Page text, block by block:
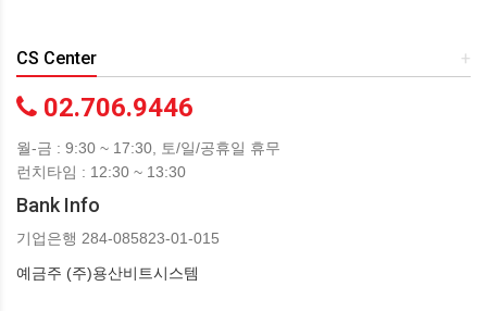
+
CS Center
02.706.9446
월-금 : 9:30 ~ 17:30, 토/일/공휴일 휴무
런치타임 : 12:30 ~ 13:30
Bank Info
기업은행 284-085823-01-015
예금주 (주)용산비트시스템